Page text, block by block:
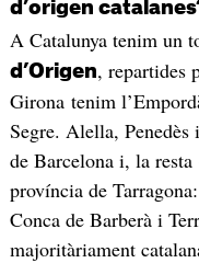
d’origen
A Catalunya tenim un
d’Origen, repartides
Girona tenim
Segre. Alella,
de Barcelona i, la
província de
Conca de Barberà i
majoritàriament